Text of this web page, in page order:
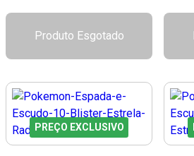
Produto Esgotado
PREÇO EXCLUSIVO